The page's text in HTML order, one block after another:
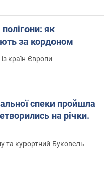
як
за кордоном
країн Європи
спеки пройшла
на річки.
та курортний Буковель